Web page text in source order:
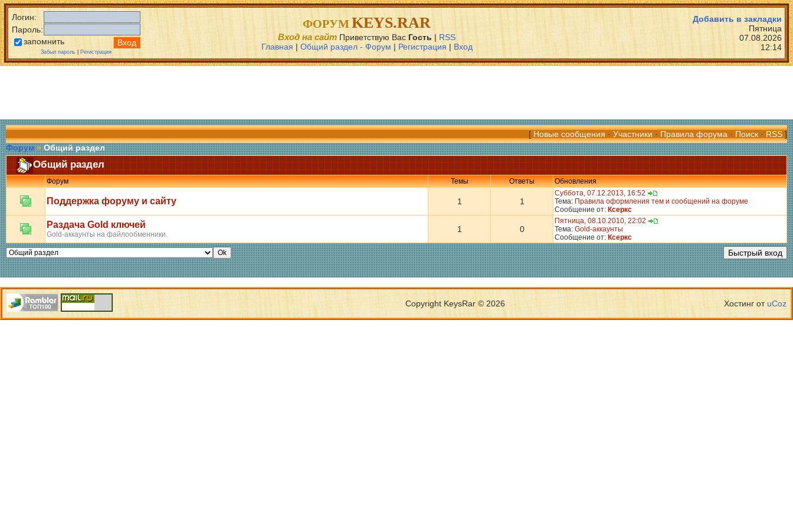
Логин:
Пароль:
запомнить
Забыл пароль Регистрация
ФОРУМKEYS.RAR
Вход на сайт Приветствую Вас Гость | RSS
Главная | Общий раздел - Форум | Регистрация | Вход
Добавить в закладки
Пятница
07.08.2026
12:14
[ Новые сообщения · Участники · Правила форума · Поиск · RSS ]
Форум » Общий раздел
Общий раздел
Форум Темы Ответы Обновления
Поддержка форуму и сайту 1 1
Суббота, 07.12.2013, 16:52
Тема: Правила оформления тем и сообщений на форуме
Сообщение от: Ксеркс
Раздача Gold ключей
Gold-аккаунты на файлообменники.
1 0
Пятница, 08.10.2010, 22:02
Тема: Gold-аккаунты
Сообщение от: Ксеркс
Copyright KeysRar © 2026 Хостинг от uCoz